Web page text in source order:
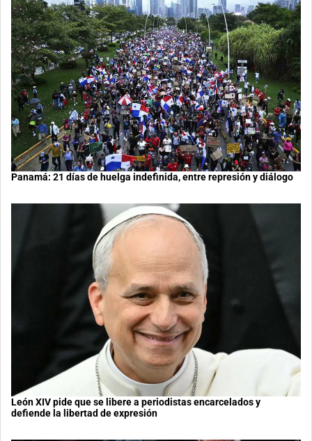
Panamá: 21 días de huelga indefinida, entre represión y diálogo
León XIV pide que se libere a periodistas encarcelados y
defiende la libertad de expresión